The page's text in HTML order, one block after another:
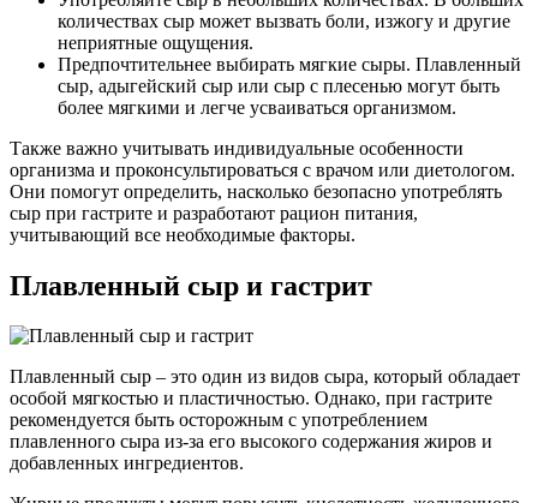
количествах сыр может вызвать боли, изжогу и другие
неприятные ощущения.
Предпочтительнее выбирать мягкие сыры. Плавленный
сыр, адыгейский сыр или сыр с плесенью могут быть
более мягкими и легче усваиваться организмом.
Также важно учитывать индивидуальные особенности
организма и проконсультироваться с врачом или диетологом.
Они помогут определить, насколько безопасно употреблять
сыр при гастрите и разработают рацион питания,
учитывающий все необходимые факторы.
Плавленный сыр и гастрит
Плавленный сыр – это один из видов сыра, который обладает
особой мягкостью и пластичностью. Однако, при гастрите
рекомендуется быть осторожным с употреблением
плавленного сыра из-за его высокого содержания жиров и
добавленных ингредиентов.